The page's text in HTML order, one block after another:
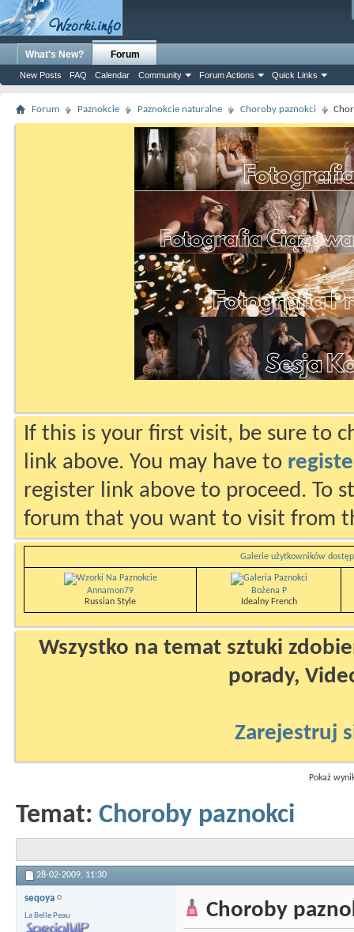
What's New? Forum
New Posts FAQ Calendar Community Forum Actions Quick Links
Forum Paznokcie Paznokcie naturalne Choroby paznokci
If this is your first visit, be sure to
link above. You may have to
register link above to proceed. To
forum that you want to visit from
Galerie użytkowników
Annamon79
Russian Style
Bożena P
Idealny French
Wszystko na temat sztuki
porady,
Zarejestruj
Pokaż
Temat: Choroby paznokci
28-02-2009, 11:30
seqoya
La Belle Peau Choroby